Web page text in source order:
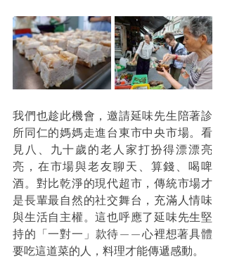
我們也趁此機會，邀請延味先生陪著診
所同仁的媽媽走進台東市中央市場。看
見八、九十歲的老人家打扮得漂漂亮
亮，在市場與老友聊天、算錢、喝啤
酒。對比乾淨的現代超市，傳統市場才
是長輩最自然的社交舞台，充滿人情味
與生活自主權。這也呼應了延味先生堅
持的「一對一」款待——心裡想著具體
要吃這道菜的人，料理才能傳遞感動。